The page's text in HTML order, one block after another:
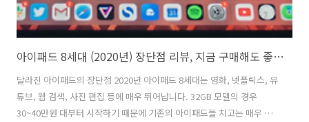
아이패드 8세대 (2020년) 장단점 리뷰, 지금 구매해도 좋을까?
달라진 아이패드의 장단점 2020년 아이패드 8세대는 영화, 넷플릭스, 유
튜브, 웹 검색, 사진 편집 등에 매우 뛰어납니다. 32GB 모델의 경우
30~40만원 대부터 시작하기 때문에 기존의 아이패드들 치고는 매우 주